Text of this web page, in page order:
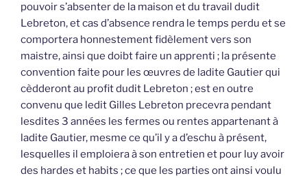
pouvoir s’absenter de la maison et du travail dudit
Lebreton, et cas d’absence rendra le temps perdu et se
comportera honnestement fidèlement vers son
maistre, ainsi que doibt faire un apprenti ; la présente
convention faite pour les œuvres de ladite Gautier qui
cèdderont au profit dudit Lebreton ; est en outre
convenu que ledit Gilles Lebreton precevra pendant
lesdites 3 années les fermes ou rentes appartenant à
ladite Gautier, mesme ce qu’il y a d’eschu à présent,
lesquelles il emploiera à son entretien et pour luy avoir
des hardes et habits ; ce que les parties ont ainsi voulu